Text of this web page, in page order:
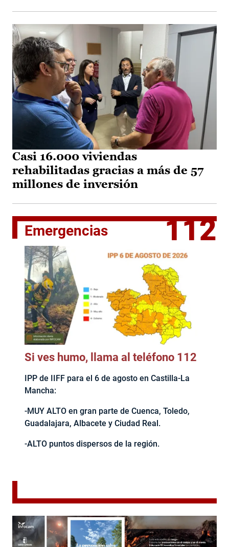
Casi 16.000 viviendas
rehabilitadas gracias a más de 57
millones de inversión
Emergencias 112
Si ves humo, llama al teléfono 112
IPP de IIFF para el 6 de agosto en Castilla-La
Mancha:
-MUY ALTO en gran parte de Cuenca, Toledo,
Guadalajara, Albacete y Ciudad Real.
-ALTO puntos dispersos de la región.